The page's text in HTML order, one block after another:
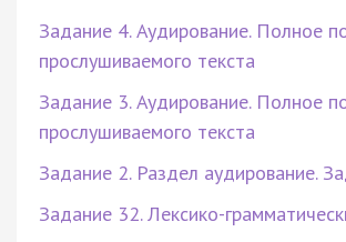
Задание 4. Аудирование. Полное
прослушиваемого текста
Задание 3. Аудирование. Полное
прослушиваемого текста
Задание 2. Раздел аудирование.
Задание 32. Лексико-